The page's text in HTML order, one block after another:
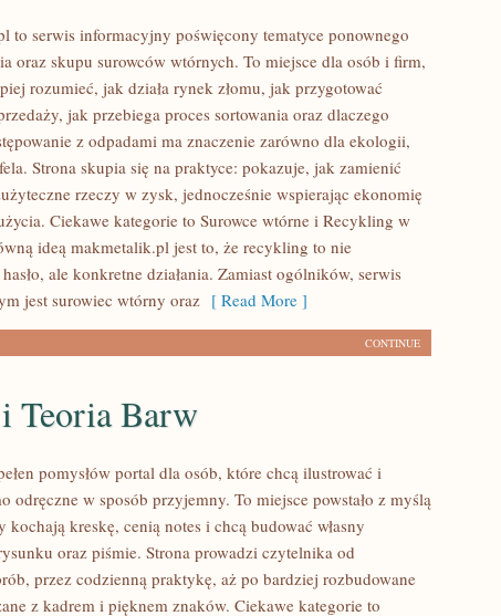
to serwis informacyjny poświęcony tematyce ponownego
oraz skupu surowców wtórnych. To miejsce dla osób i firm,
rozumieć, jak działa rynek złomu, jak przygotować
jak przebiega proces sortowania oraz dlaczego
z odpadami ma znaczenie zarówno dla ekologii,
Strona skupia się na praktyce: pokazuje, jak zamienić
rzeczy w zysk, jednocześnie wspierając ekonomię
Ciekawe kategorie to Surowce wtórne i Recykling w
ideą makmetalik.pl jest to, że recykling to nie
ale konkretne działania. Zamiast ogólników, serwis
jest surowiec wtórny oraz [ Read More ]
CONTINUE
Teoria Barw
pomysłów portal dla osób, które chcą ilustrować i
odręczne w sposób przyjemny. To miejsce powstało z myślą
kochają kreskę, cenią notes i chcą budować własny
oraz piśmie. Strona prowadzi czytelnika od
przez codzienną praktykę, aż po bardziej rozbudowane
z kadrem i pięknem znaków. Ciekawe kategorie to